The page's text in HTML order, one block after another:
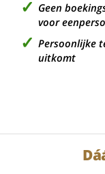
Geen
voor
Persoonlijke
uitkomt